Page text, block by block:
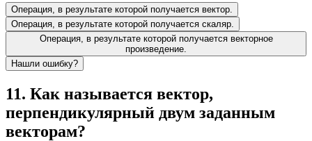
Операция, в результате которой получается вектор.
Операция, в результате которой получается скаляр.
Операция, в результате которой получается векторное
произведение.
Нашли ошибку?
11. Как называется вектор,
перпендикулярный двум заданным
векторам?